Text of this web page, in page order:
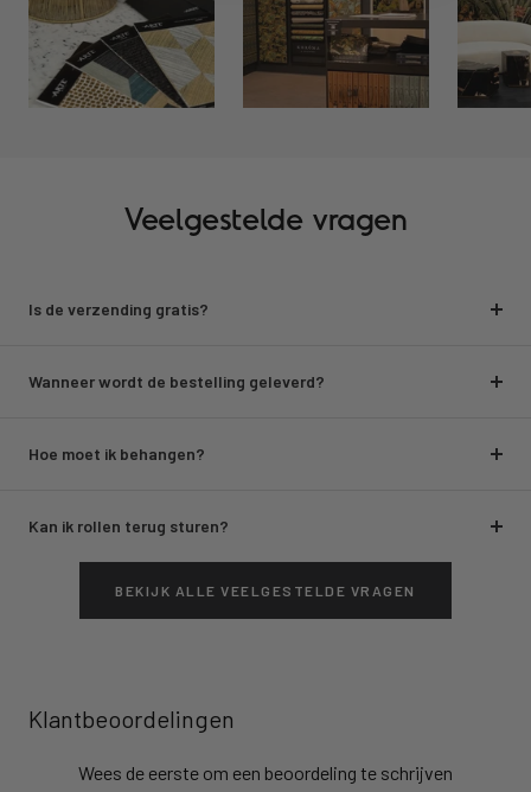
Veelgestelde vragen
Is de verzending gratis?
Wanneer wordt de bestelling geleverd?
Hoe moet ik behangen?
Kan ik rollen terug sturen?
BEKIJK ALLE VEELGESTELDE VRAGEN
Klantbeoordelingen
Wees de eerste om een beoordeling te schrijven